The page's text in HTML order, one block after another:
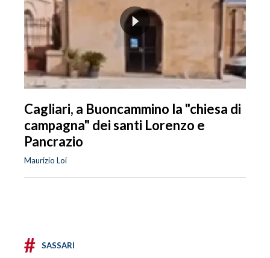
Cagliari, a Buoncammino la "chiesa di
campagna" dei santi Lorenzo e
Pancrazio
Maurizio Loi
# SASSARI